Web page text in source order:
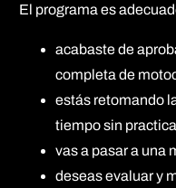
El programa es
acabaste de
completa de
estás retomando
tiempo sin
vas a pasar a una
deseas evaluar y